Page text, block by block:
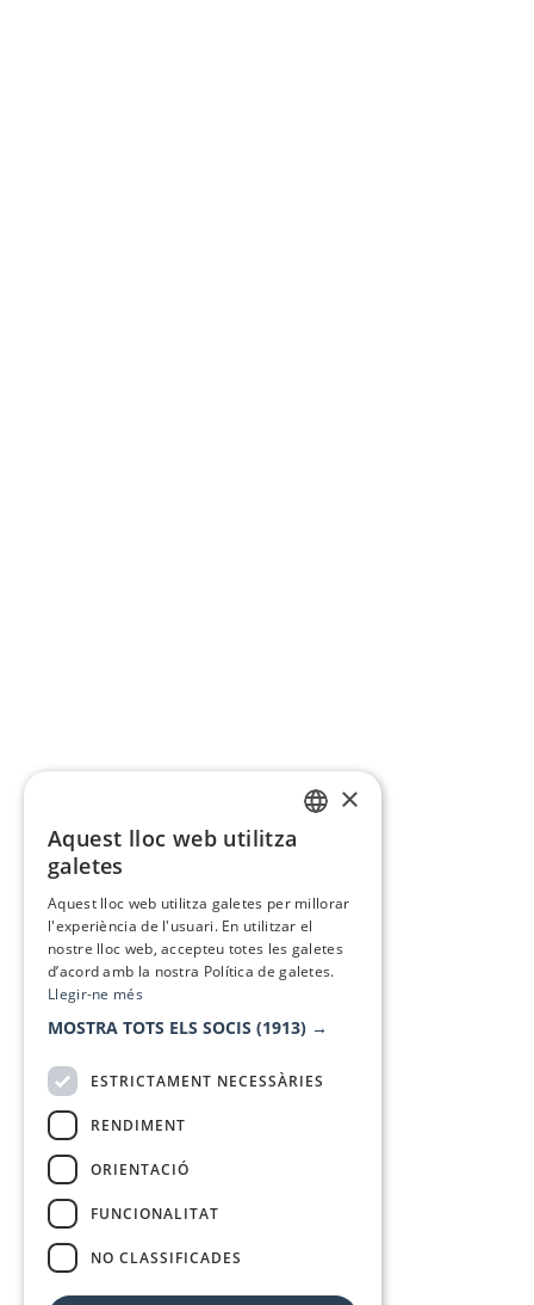
×
Aquest lloc web utilitza
galetes
Aquest lloc web utilitza galetes per millorar
l'experiència de l'usuari. En utilitzar el
nostre lloc web, accepteu totes les galetes
d’acord amb la nostra Política de galetes.
Llegir-ne més
MOSTRA TOTS ELS SOCIS (1913) →
ESTRICTAMENT NECESSÀRIES
RENDIMENT
ORIENTACIÓ
FUNCIONALITAT
NO CLASSIFICADES